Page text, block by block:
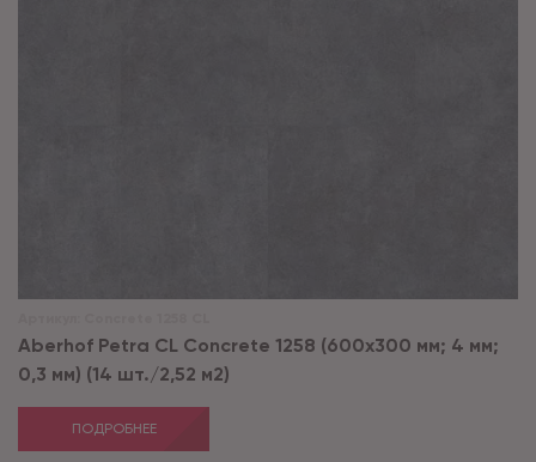
Aberhof Petra CL Concrete 1258 (600x300 мм; 4 мм;
0,3 мм) (14 шт./2,52 м2)
ПОДРОБНЕЕ